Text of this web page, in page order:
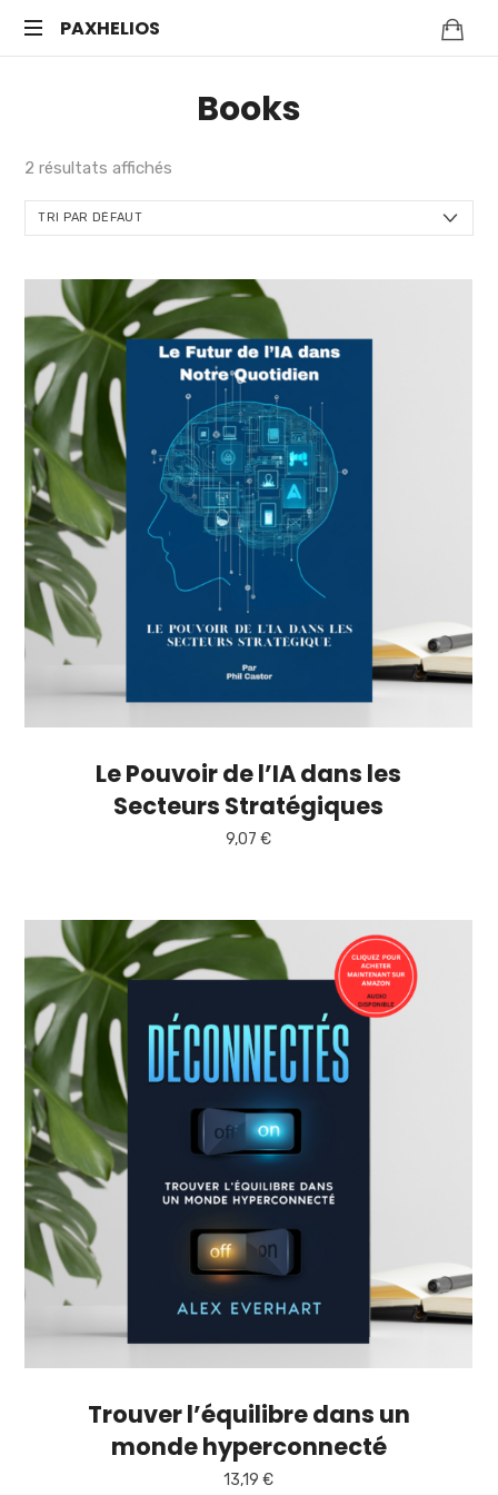
PAXHELIOS
et
bien-
être
Séances
en
ligne
Books
2 résultats affichés
Le Pouvoir de l’IA dans les
Secteurs Stratégiques
9,07€
Trouver l’équilibre dans un
monde hyperconnecté
13,19€